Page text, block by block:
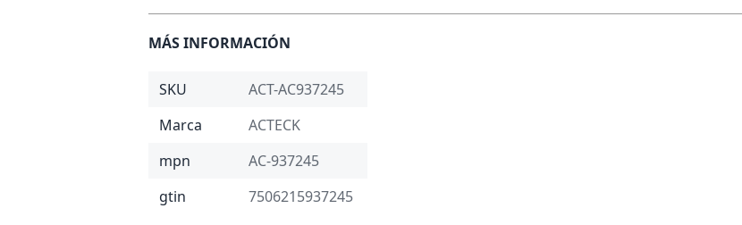
MÁS INFORMACIÓN
SKU
ACT-AC937245
Marca
ACTECK
mpn
AC-937245
gtin
7506215937245